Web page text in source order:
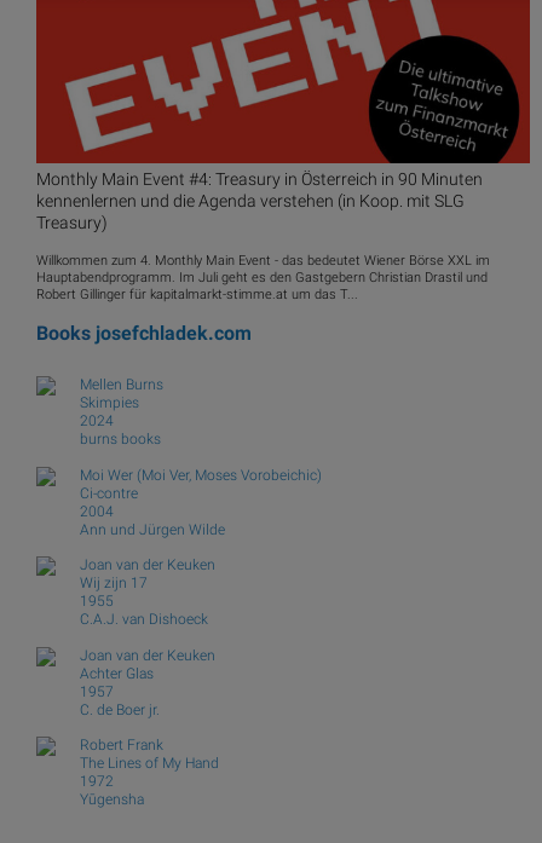
Monthly Main Event #4: Treasury in Österreich in 90 Minuten
kennenlernen und die Agenda verstehen (in Koop. mit SLG
Treasury)
Willkommen zum 4. Monthly Main Event - das bedeutet Wiener Börse XXL im
Hauptabendprogramm. Im Juli geht es den Gastgebern Christian Drastil und
Robert Gillinger für kapitalmarkt-stimme.at um das T...
Books josefchladek.com
Mellen Burns
Skimpies
2024
burns books
Moi Wer (Moi Ver, Moses Vorobeichic)
Ci-contre
2004
Ann und Jürgen Wilde
Joan van der Keuken
Wij zijn 17
1955
C.A.J. van Dishoeck
Joan van der Keuken
Achter Glas
1957
C. de Boer jr.
Robert Frank
The Lines of My Hand
1972
Yūgensha